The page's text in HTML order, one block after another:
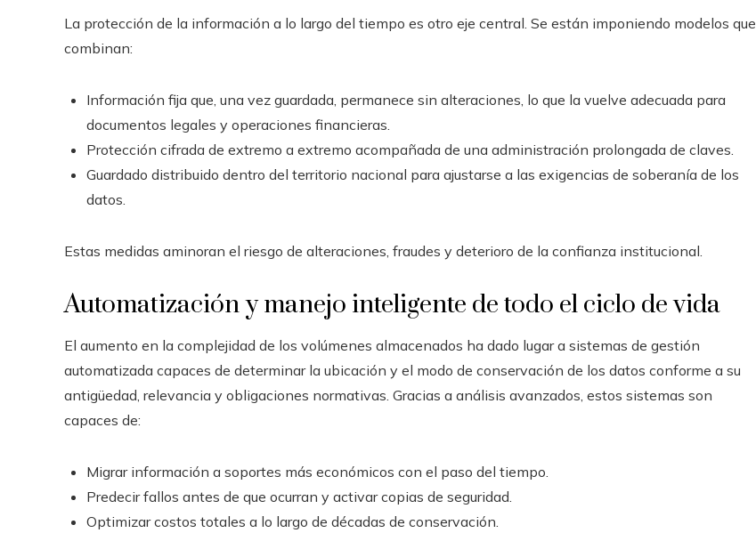
La protección de la información a lo largo del tiempo es otro eje central. Se están imponiendo modelos que
combinan:
Información fija que, una vez guardada, permanece sin alteraciones, lo que la vuelve adecuada para
documentos legales y operaciones financieras.
Protección cifrada de extremo a extremo acompañada de una administración prolongada de claves.
Guardado distribuido dentro del territorio nacional para ajustarse a las exigencias de soberanía de los
datos.
Estas medidas aminoran el riesgo de alteraciones, fraudes y deterioro de la confianza institucional.
Automatización y manejo inteligente de todo el ciclo de vida
El aumento en la complejidad de los volúmenes almacenados ha dado lugar a sistemas de gestión
automatizada capaces de determinar la ubicación y el modo de conservación de los datos conforme a su
antigüedad, relevancia y obligaciones normativas. Gracias a análisis avanzados, estos sistemas son
capaces de:
Migrar información a soportes más económicos con el paso del tiempo.
Predecir fallos antes de que ocurran y activar copias de seguridad.
Optimizar costos totales a lo largo de décadas de conservación.